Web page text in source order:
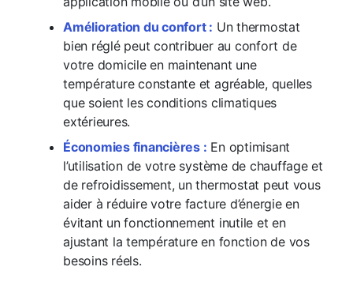
Amélioration du confort : Un thermostat
bien réglé peut contribuer au confort de
votre domicile en maintenant une
température constante et agréable, quelles
que soient les conditions climatiques
extérieures.
Économies financières : En optimisant
l’utilisation de votre système de chauffage et
de refroidissement, un thermostat peut vous
aider à réduire votre facture d’énergie en
évitant un fonctionnement inutile et en
ajustant la température en fonction de vos
besoins réels.